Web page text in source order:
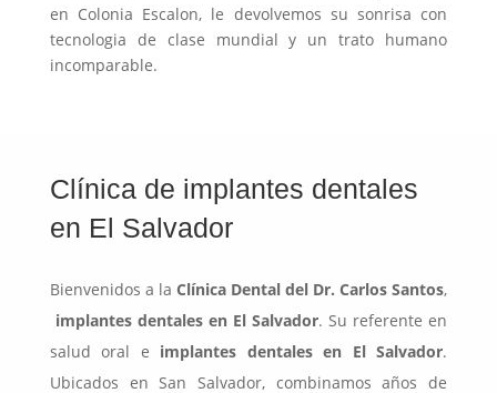
en Colonia Escalon, le devolvemos su sonrisa con
tecnologia de clase mundial y un trato humano
incomparable.
Clínica de implantes dentales
en El Salvador
Bienvenidos a la Clínica Dental del Dr. Carlos Santos,
implantes dentales en El Salvador. Su referente en
salud oral e implantes dentales en El Salvador.
Ubicados en San Salvador, combinamos años de